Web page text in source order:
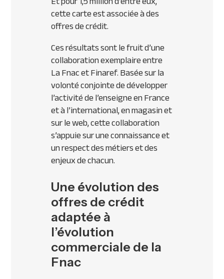
cette carte est associée à des
offres de crédit.
Ces résultats sont le fruit d’une
collaboration exemplaire entre
La Fnac et Finaref. Basée sur la
volonté conjointe de développer
l’activité de l’enseigne en France
et à l’international, en magasin et
sur le web, cette collaboration
s’appuie sur une connaissance et
un respect des métiers et des
enjeux de chacun.
Une évolution des
offres de crédit
adaptée à
l’évolution
commerciale de la
Fnac